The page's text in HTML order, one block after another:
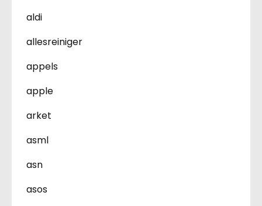
aldi
allesreiniger
appels
apple
arket
asml
asn
asos